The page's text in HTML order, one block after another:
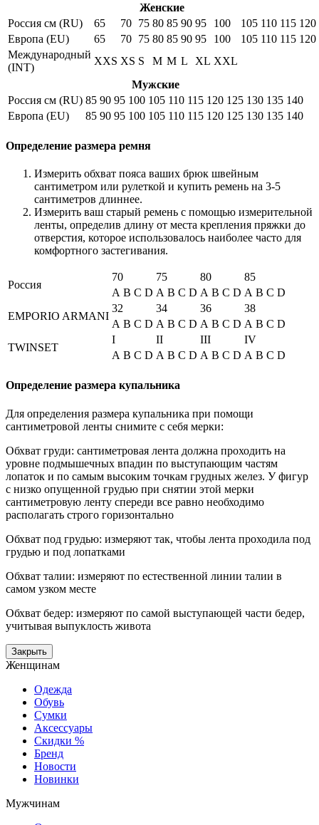
Женские
Россия см (RU)
65 70 75 80 85 90 95 100 105 110 115 120
Европа (EU)
65 70 75 80 85 90 95 100 105 110 115 120
Международный
(INT)
XXS XS S M M L XL XXL
Мужские
Россия см (RU) 85 90 95 100 105 110 115 120 125 130 135 140
Европа (EU)
85 90 95 100 105 110 115 120 125 130 135 140
Определение размера ремня
Измерить обхват пояса ваших брюк швейным
сантиметром или рулеткой и купить ремень на 3-5
сантиметров длиннее.
Измерить ваш старый ремень с помощью измерительной
ленты, определив длину от места крепления пряжки до
отверстия, которое использовалось наиболее часто для
комфортного застегивания.
Россия
70 75 80
85
A B C D A B C D A B C D A B C D
EMPORIO ARMANI
32 34 36
38
A B C D A B C D A B C D A B C D
TWINSET
I II III
IV
A B C D A B C D A B C D A B C D
Определение размера купальника
Для определения размера купальника при помощи
сантиметровой ленты снимите с себя мерки:
Обхват груди: сантиметровая лента должна проходить на
уровне подмышечных впадин по выступающим частям
лопаток и по самым высоким точкам грудных желез. У фигур
с низко опущенной грудью при снятии этой мерки
сантиметровую ленту спереди все равно необходимо
располагать строго горизонтально
Обхват под грудью: измеряют так, чтобы лента проходила под
грудью и под лопатками
Обхват талии: измеряют по естественной линии талии в
самом узком месте
Обхват бедер: измеряют по самой выступающей части бедер,
учитывая выпуклость живота
Закрыть
Женщинам
Одежда
Обувь
Сумки
Аксессуары
Скидки %
Бренд
Новости
Новинки
Мужчинам